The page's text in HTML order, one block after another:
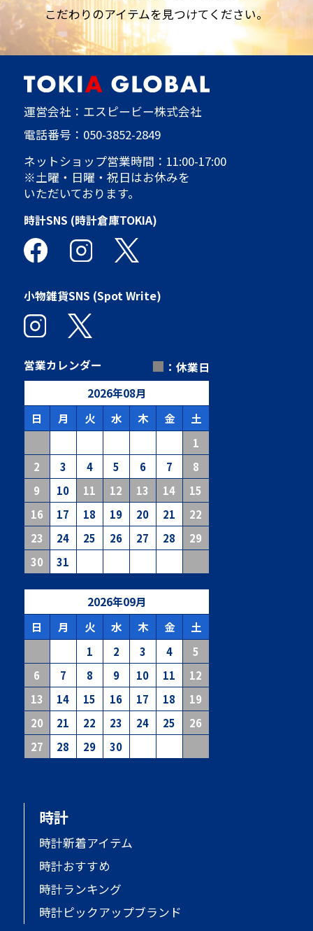
こだわりのアイテムを見つけてください。
運営会社：エスピービー株式会社
電話番号： 050-3852-2849
ネットショップ営業時間：11:00-17:00
※土曜・日曜・祝日はお休みを
いただいております。
時計SNS (時計倉庫TOKIA)
小物雑貨SNS (Spot Write)
営業カレンダー ■ ：休業日
2026年08月
日
月 火 水 木 金 土
1
2
3 4 5 6 7
8
9
10 11 12 13 14
15
16
17 18 19 20 21
22
23
24 25 26 27 28
29
30
31
2026年09月
日
月 火 水 木 金 土
1 2 3 4
5
6
7 8 9 10 11
12
13
14 15 16 17 18
19
20
21 22 23 24 25
26
27
28 29 30
時計
時計新着アイテム
時計おすすめ
時計ランキング
時計ピックアップブランド